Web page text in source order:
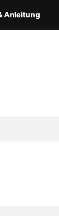
Anleitung